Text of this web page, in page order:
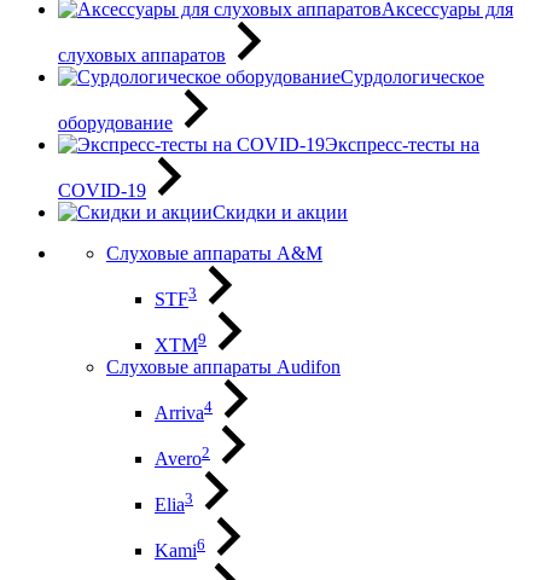
Аксессуары для
слуховых аппаратов
Сурдологическое
оборудование
Экспресс-тесты на
COVID-19
Скидки и акции
Слуховые аппараты A&M
STF3
XTM9
Слуховые аппараты Audifon
Arriva4
Avero2
Elia3
Kami6